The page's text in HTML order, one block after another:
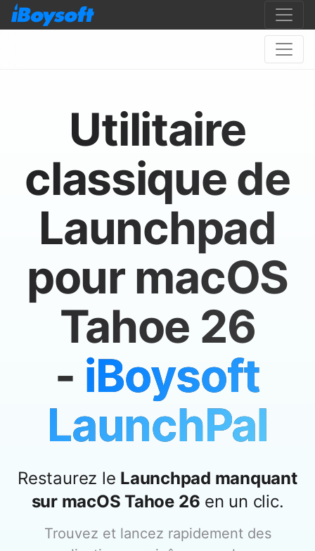
Utilitaire
classique de
Launchpad
pour macOS
Tahoe 26
- iBoysoft
LaunchPal
Restaurez le Launchpad manquant
sur macOS Tahoe 26 en un clic.
Trouvez et lancez rapidement des